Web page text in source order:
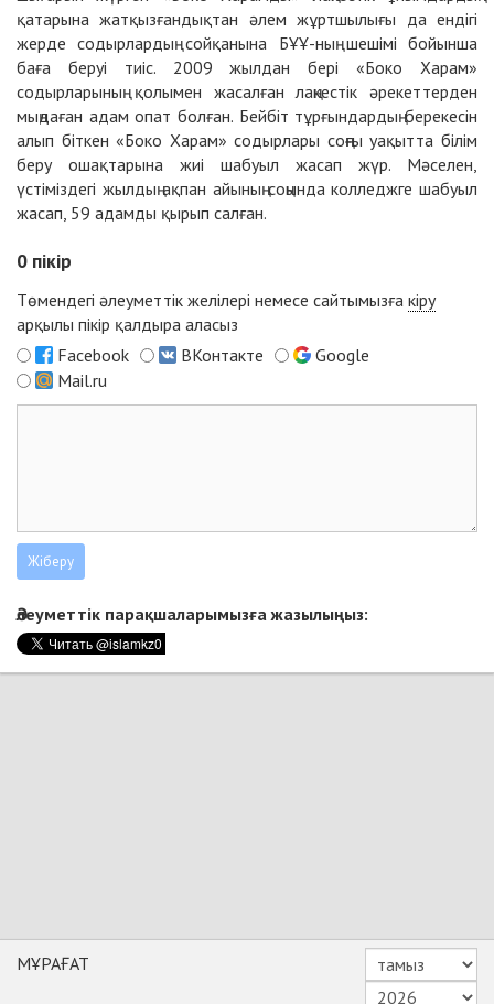
қатарына жатқызғандықтан әлем жұртшылығы да ендігі
жерде содырлардың сойқанына БҰҰ-ның шешімі бойынша
баға беруі тиіс. 2009 жылдан бері «Боко Харам»
содырларының қолымен жасалған лаңкестік әрекеттерден
мыңдаған адам опат болған. Бейбіт тұрғындардың берекесін
алып біткен «Боко Харам» содырлары соңғы уақытта білім
беру ошақтарына жиі шабуыл жасап жүр. Мәселен,
үстіміздегі жылдың ақпан айының соңында колледжге шабуыл
жасап, 59 адамды қырып салған.
0 пікір
Төмендегі әлеуметтік желілері немесе сайтымызға кіру
арқылы пікір қалдыра аласыз
Facebook
ВКонтакте
Google
Mail.ru
Әлеуметтік парақшаларымызға жазылыңыз:
МҰРАҒАТ